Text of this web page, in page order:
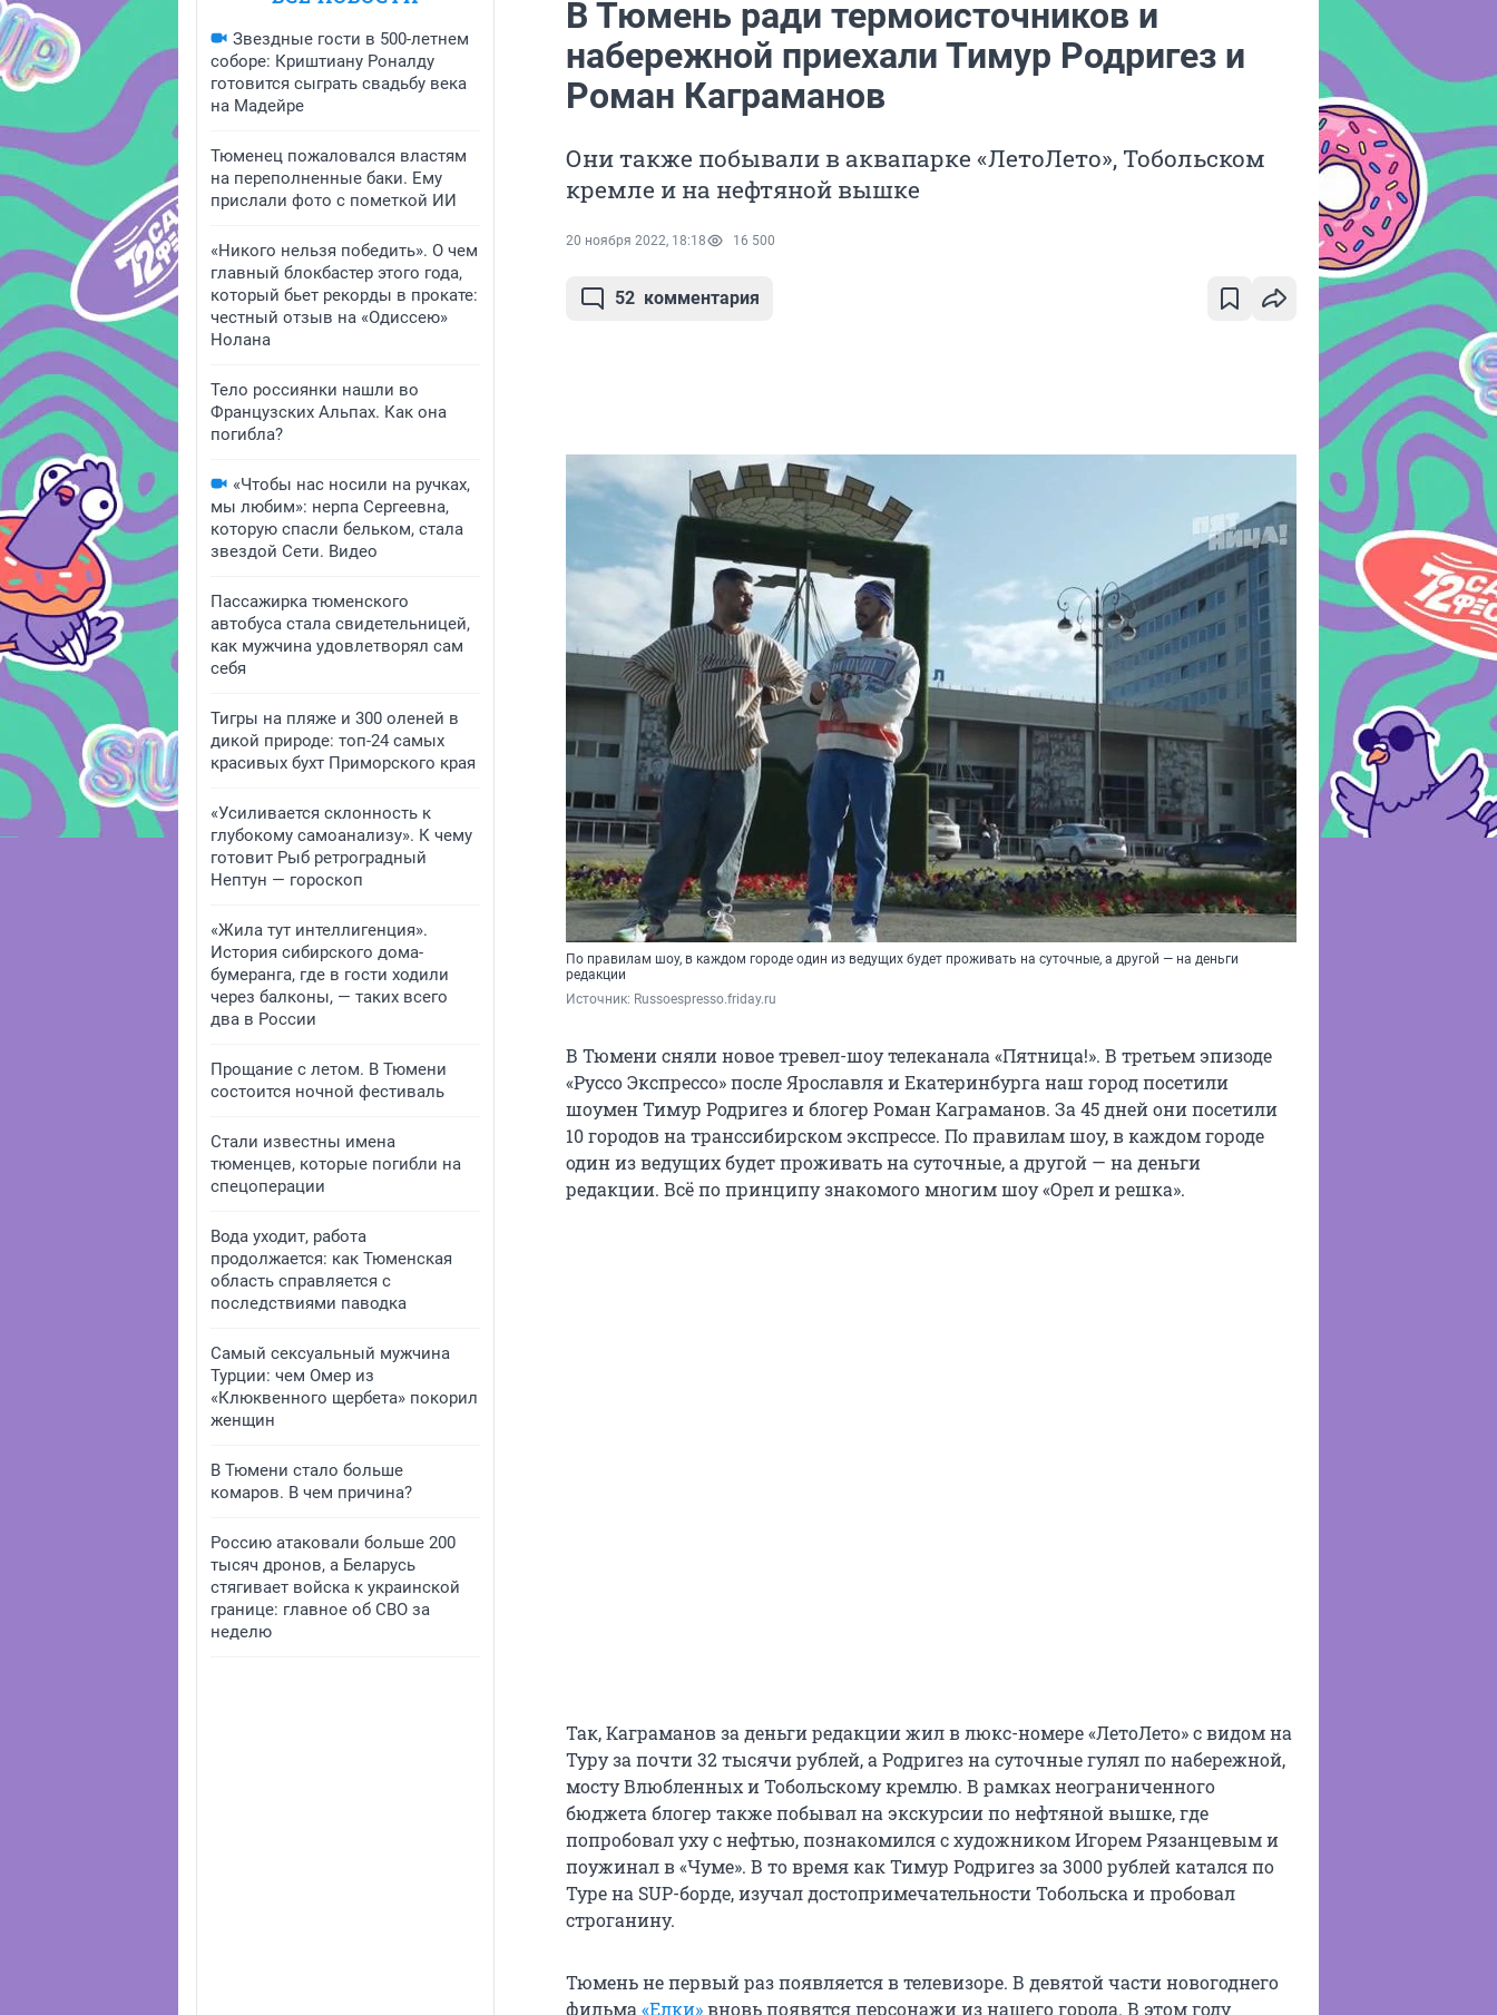
Звездные гости в 500-летнем
соборе: Криштиану Роналду
готовится сыграть свадьбу века
на Мадейре
Тюменец пожаловался властям
на переполненные баки. Ему
прислали фото с пометкой ИИ
«Никого нельзя победить». О чем
главный блокбастер этого года,
который бьет рекорды в прокате:
честный отзыв на «Одиссею»
Нолана
Тело россиянки нашли во
Французских Альпах. Как она
погибла?
«Чтобы нас носили на ручках,
мы любим»: нерпа Сергеевна,
которую спасли бельком, стала
звездой Сети. Видео
Пассажирка тюменского
автобуса стала свидетельницей,
как мужчина удовлетворял сам
себя
Тигры на пляже и 300 оленей в
дикой природе: топ-24 самых
красивых бухт Приморского края
«Усиливается склонность к
глубокому самоанализу». К чему
готовит Рыб ретроградный
Нептун — гороскоп
«Жила тут интеллигенция».
История сибирского дома-
бумеранга, где в гости ходили
через балконы, — таких всего
два в России
Прощание с летом. В Тюмени
состоится ночной фестиваль
Стали известны имена
тюменцев, которые погибли на
спецоперации
Вода уходит, работа
продолжается: как Тюменская
область справляется с
последствиями паводка
Самый сексуальный мужчина
Турции: чем Омер из
«Клюквенного щербета» покорил
женщин
В Тюмени стало больше
комаров. В чем причина?
Россию атаковали больше 200
тысяч дронов, а Беларусь
стягивает войска к украинской
границе: главное об СВО за
неделю
В Тюмень ради термоисточников и
набережной приехали Тимур Родригез и
Роман Каграманов
Они также побывали в аквапарке «ЛетоЛето», Тобольском
кремле и на нефтяной вышке
20 ноября 2022, 18:18 16 500
52 комментария
По правилам шоу, в каждом городе один из ведущих будет проживать на суточные, а другой — на деньги
редакции
Источник: Russoespresso.friday.ru
В Тюмени сняли новое тревел-шоу телеканала «Пятница!». В третьем эпизоде
«Руссо Экспрессо» после Ярославля и Екатеринбурга наш город посетили
шоумен Тимур Родригез и блогер Роман Каграманов. За 45 дней они посетили
10 городов на транссибирском экспрессе. По правилам шоу, в каждом городе
один из ведущих будет проживать на суточные, а другой — на деньги
редакции. Всё по принципу знакомого многим шоу «Орел и решка».
Так, Каграманов за деньги редакции жил в люкс-номере «ЛетоЛето» с видом на
Туру за почти 32 тысячи рублей, а Родригез на суточные гулял по набережной,
мосту Влюбленных и Тобольскому кремлю. В рамках неограниченного
бюджета блогер также побывал на экскурсии по нефтяной вышке, где
попробовал уху с нефтью, познакомился с художником Игорем Рязанцевым и
поужинал в «Чуме». В то время как Тимур Родригез за 3000 рублей катался по
Туре на SUP-борде, изучал достопримечательности Тобольска и пробовал
строганину.
Тюмень не первый раз появляется в телевизоре. В девятой части новогоднего
фильма «Елки»вновь появятся персонажи из нашего города. В этом году